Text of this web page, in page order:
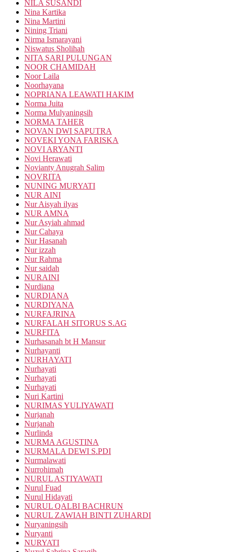
NILA SUSANDI
Nina Kartika
Nina Martini
Nining Triani
Nirma Ismarayani
Niswatus Sholihah
NITA SARI PULUNGAN
NOOR CHAMIDAH
Noor Laila
Noorhayana
NOPRIANA LEAWATI HAKIM
Norma Juita
Norma Mulyaningsih
NORMA TAHER
NOVAN DWI SAPUTRA
NOVEKI YONA FARISKA
NOVI ARYANTI
Novi Herawati
Novianty Anugrah Salim
NOVRITA
NUNING MURYATI
NUR AINI
Nur Aisyah ilyas
NUR AMNA
Nur Asyiah ahmad
Nur Cahaya
Nur Hasanah
Nur izzah
Nur Rahma
Nur saidah
NURAINI
Nurdiana
NURDIANA
NURDIYANA
NURFAJRINA
NURFALAH SITORUS S.AG
NURFITA
Nurhasanah bt H Mansur
Nurhayanti
NURHAYATI
Nurhayati
Nurhayati
Nurhayati
Nuri Kartini
NURIMAS YULIYAWATI
Nurjanah
Nurjanah
Nurlinda
NURMA AGUSTINA
NURMALA DEWI S.PDI
Nurmalawati
Nurrohimah
NURUL ASTIYAWATI
Nurul Fuad
Nurul Hidayati
NURUL QALBI BACHRUN
NURUL ZAWIAH BINTI ZUHARDI
Nuryaningsih
Nuryanti
NURYATI